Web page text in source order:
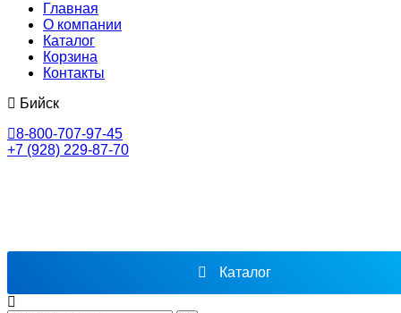
Главная
О компании
Каталог
Корзина
Контакты
Бийск
8-800-707-97-45
+7 (928) 229-87-70
Каталог